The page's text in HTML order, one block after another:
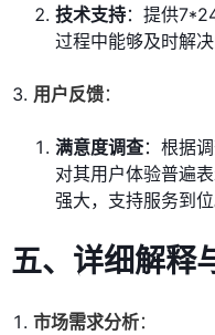
技术支持：提供
过程中能够及时解决
用户反馈：
满意度调查：根据
对其用户体验普遍
强大，支持服务到位
五、详细解释
市场需求分析：